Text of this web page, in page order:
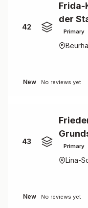
42
Frida-
der
Primary
New No reviews yet
43
Primary
Lina-
New No reviews yet